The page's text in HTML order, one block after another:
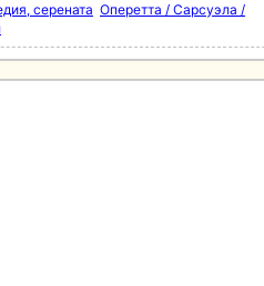
серената Оперетта / Сарсуэла /